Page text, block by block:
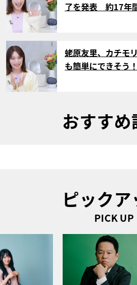
了を発表 約17年
サムネイル
蛯原友里、カチモ
も簡単にできそう
おすすめ
ピック
PICK UP